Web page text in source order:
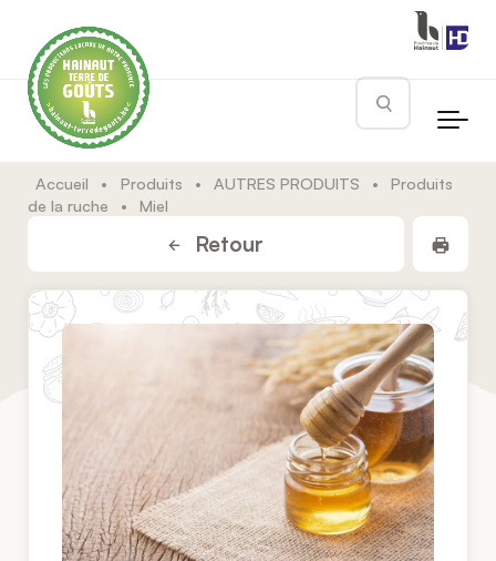
Rechercher
Accueil • Produits • AUTRES PRODUITS •
Produits
de la ruche
• Miel
Retour